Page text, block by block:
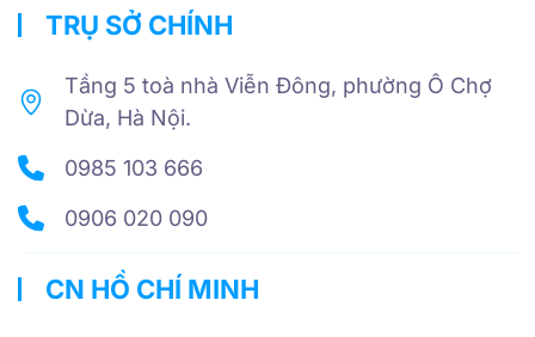
TRỤ SỞ CHÍNH
Tầng 5 toà nhà Viễn Đông, phường Ô Chợ
Dừa, Hà Nội.
0985 103 666
0906 020 090
CN HỒ CHÍ MINH